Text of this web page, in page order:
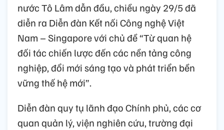
nước Tô Lâm dẫn đầu, chiều ngày 29/5 đã
diễn ra Diễn đàn Kết nối Công nghệ Việt
Nam – Singapore với chủ đề “Từ quan hệ
đối tác chiến lược đến các nền tảng công
nghiệp, đổi mới sáng tạo và phát triển bền
vững thế hệ mới”.
Diễn đàn quy tụ lãnh đạo Chính phủ, các cơ
quan quản lý, viện nghiên cứu, trường đại